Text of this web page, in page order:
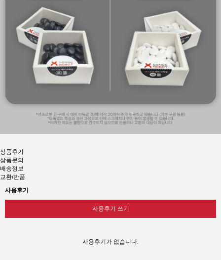
상품후기
상품문의
배송정보
교환/반품
사용후기
사용후기 쓰기
사용후기가 없습니다.